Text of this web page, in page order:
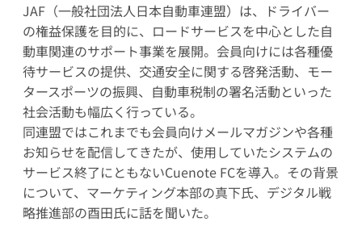
JAF（一般社団法人日本自動車連盟）は、ドライバー
の権益保護を目的に、ロードサービスを中心とした自
動車関連のサポート事業を展開。会員向けには各種優
待サービスの提供、交通安全に関する啓発活動、モー
タースポーツの振興、自動車税制の署名活動といった
社会活動も幅広く行っている。
同連盟ではこれまでも会員向けメールマガジンや各種
お知らせを配信してきたが、使用していたシステムの
サービス終了にともないCuenote FCを導入。その背景
について、マーケティング本部の真下氏、デジタル戦
略推進部の酉田氏に話を聞いた。